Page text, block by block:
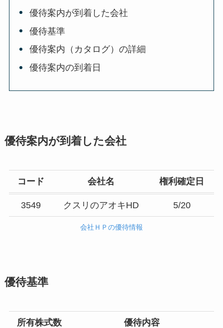
優待案内が到着した会社
優待基準
優待案内（カタログ）の詳細
優待案内の到着日
優待案内が到着した会社
コード 会社名 権利確定日
3549 クスリのアオキHD 5/20
会社ＨＰの優待情報
優待基準
所有株式数 優待内容